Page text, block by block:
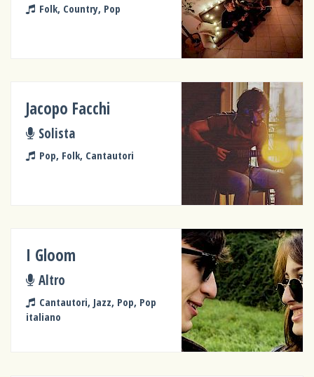
Folk, Country, Pop
Jacopo Facchi
Solista
Pop, Folk, Cantautori
I Gloom
Altro
Cantautori, Jazz, Pop, Pop
italiano